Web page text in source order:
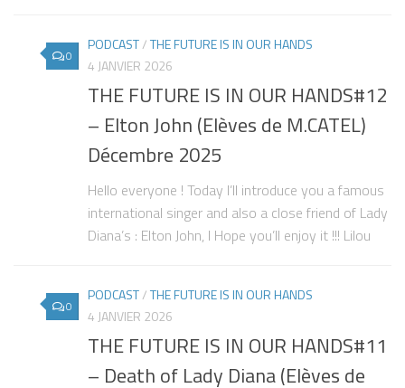
0
PODCAST/THE FUTURE IS IN OUR HANDS
4 JANVIER 2026
THE FUTURE IS IN OUR HANDS#12
– Elton John (Elèves de M.CATEL)
Décembre 2025
Hello everyone ! Today I’ll introduce you a famous
international singer and also a close friend of Lady
Diana’s : Elton John, I Hope you’ll enjoy it !!! Lilou
0
PODCAST/THE FUTURE IS IN OUR HANDS
4 JANVIER 2026
THE FUTURE IS IN OUR HANDS#11
– Death of Lady Diana (Elèves de